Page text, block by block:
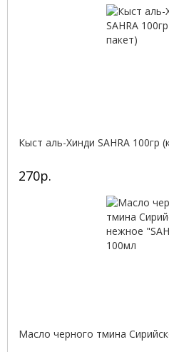
Кыст аль-Хинди SAHRA 100гр
270р.
Масло черного тмина